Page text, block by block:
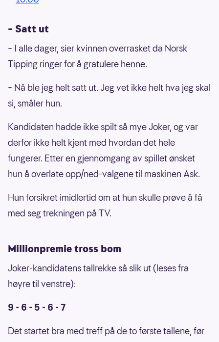
– Satt ut
– I alle dager, sier kvinnen overrasket da Norsk
Tipping ringer for å gratulere henne.
– Nå ble jeg helt satt ut. Jeg vet ikke helt hva jeg skal
si, småler hun.
Kandidaten hadde ikke spilt så mye Joker, og var
derfor ikke helt kjent med hvordan det hele
fungerer. Etter en gjennomgang av spillet ønsket
hun å overlate opp/ned-valgene til maskinen Ask.
Hun forsikret imidlertid om at hun skulle prøve å få
med seg trekningen på TV.
Millionpremie tross bom
Joker-kandidatens tallrekke så slik ut (leses fra
høyre til venstre):
9 - 6 - 5 - 6 - 7
Det startet bra med treff på de to første tallene, før